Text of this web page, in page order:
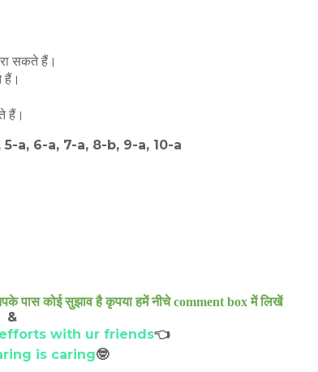
सकते हैं।
हैं।
हैं।
a, 6-a, 7-a, 8-b, 9-a, 10-a
पास कोई सुझाव है कृपया हमें नीचे comment box में लिखें
&
with ur friends👈
is caring🤓